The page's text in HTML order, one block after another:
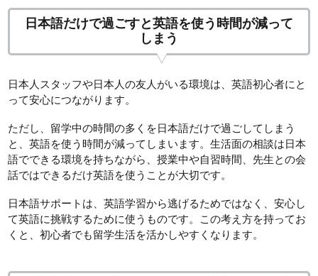
日本語だけで過ごすと英語を使う時間が減って
しまう
日本人スタッフや日本人の友人がいる環境は、英語初心者にと
って安心につながります。
ただし、留学中の時間の多くを日本語だけで過ごしてしまう
と、英語を使う時間が減ってしまいます。生活面の相談は日本
語でできる環境を持ちながら、授業中や自習時間、先生との会
話ではできるだけ英語を使うことが大切です。
日本語サポートは、英語学習から逃げるためではなく、安心し
て英語に挑戦するために使うものです。この考え方を持ってお
くと、初心者でも留学生活を活かしやすくなります。